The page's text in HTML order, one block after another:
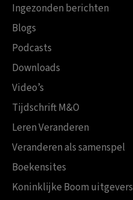
Ingezonden berichten
Blogs
Podcasts
Downloads
Video’s
Tijdschrift M&O
Leren Veranderen
Veranderen als samenspel
Boekensites
Koninklijke Boom uitgevers